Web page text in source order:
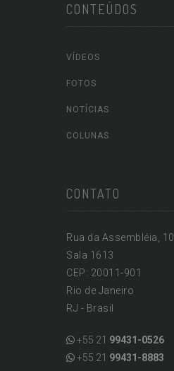
CONTEÚDOS
VÍDEOS
FOTOS
NOTÍCIAS
COLUNAS
CONTATO
Rua da Assembléia, 10
Sala 1613
CEP: 20011-901
Rio de Janeiro
RJ - Brasil
+55 21 99431-0526
+55 21 99431-8883